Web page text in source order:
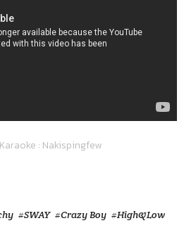
: Nakispingfew
#SWAY #Crazy Boy #High&Low